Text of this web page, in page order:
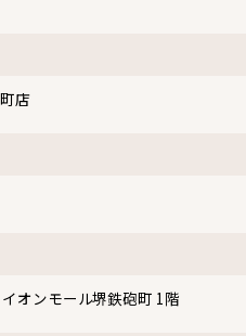
店
オンモール堺鉄砲町 1階